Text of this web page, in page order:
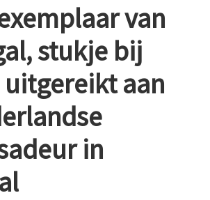
van
stukje bij
uitgereikt aan
in